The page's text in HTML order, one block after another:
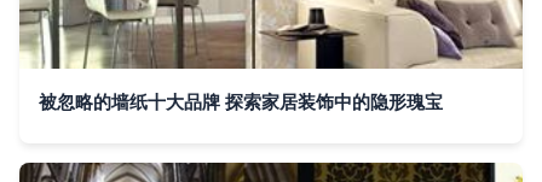
被忽略的墙纸十大品牌 探索家居装饰中的隐形瑰宝